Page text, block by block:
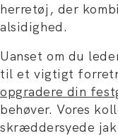
herretøj, der
alsidighed.
Uanset om du
til et vigtigt
opgradere din
behøver. Vores
skræddersyede